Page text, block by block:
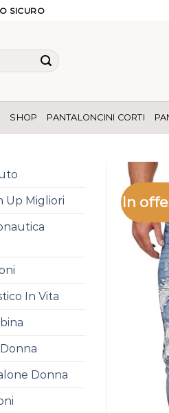
SICURO
SHOP PANTALONCINI CORTI
Up Migliori
In Vita
Donna
In